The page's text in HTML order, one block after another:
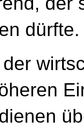
dürfte.